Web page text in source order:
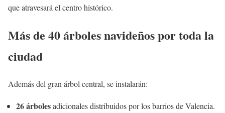
que atravesará el centro histórico.
Más de 40 árboles navideños por toda la
ciudad
Además del gran árbol central, se instalarán:
26 árbolesadicionales distribuidos por los barrios de Valencia.